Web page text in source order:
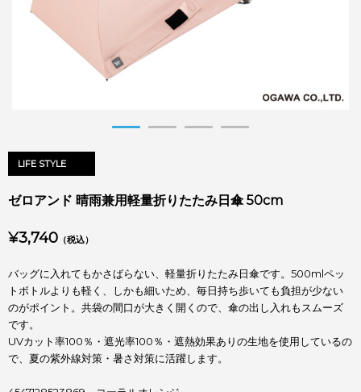
LIFE STYLE
ゼロアンド 晴雨兼用軽量折りたたみ日傘 50cm
¥3,740 （税込）
バッグに入れてもかさばらない、軽量折りたたみ日傘です。500mlペッ
トボトルよりも軽く、しかも細いため、毎日持ち歩いても負担が少ない
のがポイント。共袋の間口が大きく開くので、傘の出し入れもスムーズ
です。
UVカット率100％・遮光率100％・遮熱効果ありの生地を使用しているの
で、夏の紫外線対策・暑さ対策に活躍します。